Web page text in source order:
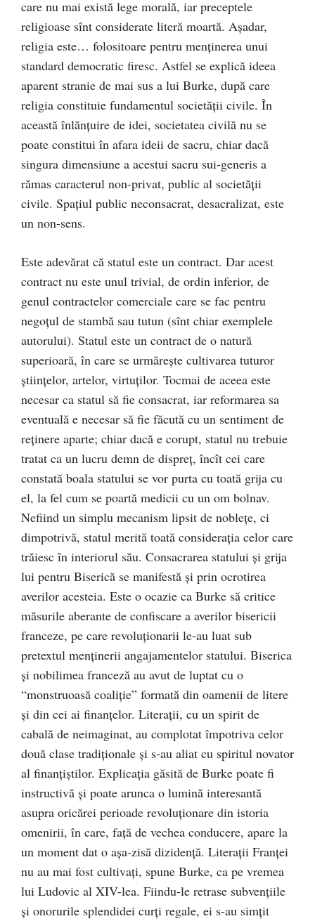
care nu mai există lege morală, iar preceptele
religioase sînt considerate literă moartă. Aşadar,
religia este… folositoare pentru menţinerea unui
standard democratic firesc. Astfel se explică ideea
aparent stranie de mai sus a lui Burke, după care
religia constituie fundamentul societăţii civile. În
această înlănţuire de idei, societatea civilă nu se
poate constitui în afara ideii de sacru, chiar dacă
singura dimensiune a acestui sacru sui-generis a
rămas caracterul non-privat, public al societăţii
civile. Spaţiul public neconsacrat, desacralizat, este
un non-sens.
Este adevărat că statul este un contract. Dar acest
contract nu este unul trivial, de ordin inferior, de
genul contractelor comerciale care se fac pentru
negoţul de stambă sau tutun (sînt chiar exemplele
autorului). Statul este un contract de o natură
superioară, în care se urmăreşte cultivarea tuturor
ştiinţelor, artelor, virtuţilor. Tocmai de aceea este
necesar ca statul să fie consacrat, iar reformarea sa
eventuală e necesar să fie făcută cu un sentiment de
reţinere aparte; chiar dacă e corupt, statul nu trebuie
tratat ca un lucru demn de dispreţ, încît cei care
constată boala statului se vor purta cu toată grija cu
el, la fel cum se poartă medicii cu un om bolnav.
Nefiind un simplu mecanism lipsit de nobleţe, ci
dimpotrivă, statul merită toată consideraţia celor care
trăiesc în interiorul său. Consacrarea statului şi grija
lui pentru Biserică se manifestă şi prin ocrotirea
averilor acesteia. Este o ocazie ca Burke să critice
măsurile aberante de confiscare a averilor bisericii
franceze, pe care revoluţionarii le-au luat sub
pretextul menţinerii angajamentelor statului. Biserica
şi nobilimea franceză au avut de luptat cu o
“monstruoasă coaliţie” formată din oamenii de litere
şi din cei ai finanţelor. Literaţii, cu un spirit de
cabală de neimaginat, au complotat împotriva celor
două clase tradiţionale şi s-au aliat cu spiritul novator
al finanţiştilor. Explicaţia găsită de Burke poate fi
instructivă şi poate arunca o lumină interesantă
asupra oricărei perioade revoluţionare din istoria
omenirii, în care, faţă de vechea conducere, apare la
un moment dat o aşa-zisă dizidenţă. Literaţii Franţei
nu au mai fost cultivaţi, spune Burke, ca pe vremea
lui Ludovic al XIV-lea. Fiindu-le retrase subvenţiile
şi onorurile splendidei curţi regale, ei s-au simţit